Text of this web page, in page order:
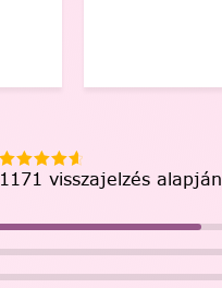
1171 visszajelzés alapján